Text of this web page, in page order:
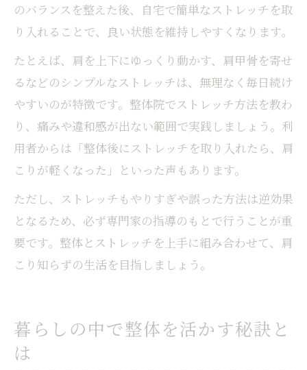
のバランスを整えた後、自宅で簡単なストレッチを取
り入れることで、良い状態を維持しやすくなります。
たとえば、肩を上下にゆっくり動かす、肩甲骨を寄せ
るなどのシンプルなストレッチは、無理なく毎日続け
やすいのが特徴です。整体院でストレッチ方法を教わ
り、痛みや違和感が出ない範囲で実践しましょう。利
用者からは「整体後にストレッチを取り入れたら、肩
こりが軽くなった」といった声もあります。
ただし、ストレッチもやりすぎや誤った方法は逆効果
となるため、必ず専門家の指導のもとで行うことが重
要です。整体とストレッチを上手に組み合わせて、肩
こり知らずの生活を目指しましょう。
暮らしの中で整体を活かす秘訣と
は